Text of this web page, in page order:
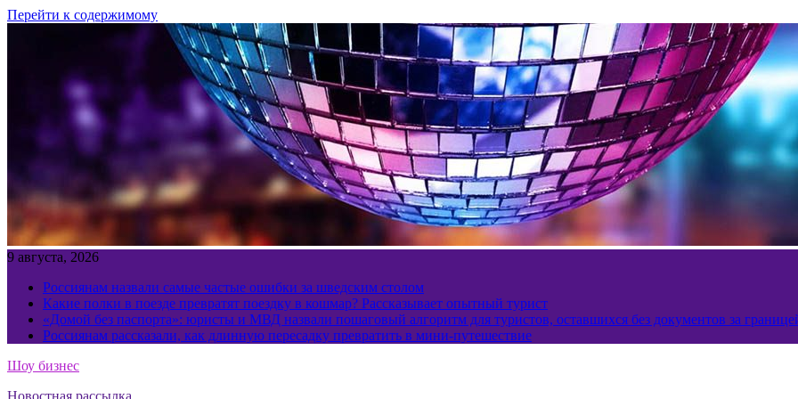
Перейти к содержимому
9 августа, 2026
Россиянам назвали самые частые ошибки за шведским столом
Какие полки в поезде превратят поездку в кошмар? Рассказывает опытный турист
«Домой без паспорта»: юристы и МВД назвали пошаговый алгоритм для туристов, оставшихся без документов за
Россиянам рассказали, как длинную пересадку превратить в мини-путешествие
Шоу бизнес
Новостная рассылка